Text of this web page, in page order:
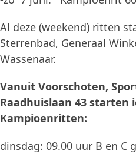
Al deze (weekend) ritten
Sterrenbad, Generaal
Wassenaar.
Vanuit Voorschoten,
Raadhuislaan 43 starten
Kampioenritten:
dinsdag: 09.00 uur B en C